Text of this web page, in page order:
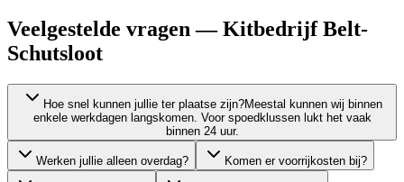
Veelgestelde vragen — Kitbedrijf Belt-
Schutsloot
Hoe snel kunnen jullie ter plaatse zijn?Meestal kunnen wij binnen
enkele werkdagen langskomen. Voor spoedklussen lukt het vaak
binnen 24 uur.
Werken jullie alleen overdag? Komen er voorrijkosten bij?